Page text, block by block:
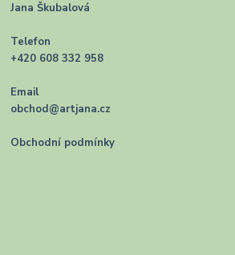
Jana Škubalová
Telefon
+420 608 332 958
Email
obchod@artjana.cz
Obchodní podmínky